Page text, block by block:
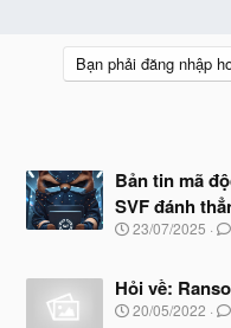
Bạn phải đăng nhập
Bản tin mã
SVF đánh
N
y
b
ắ
23/07/2025
Hỏi về:
N
20/05/2022